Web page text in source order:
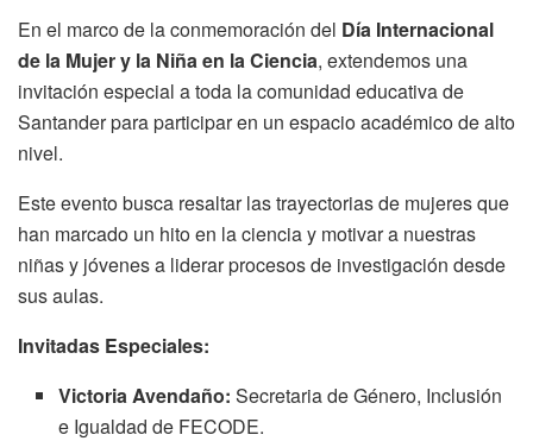
En el marco de la conmemoración del Día Internacional
de la Mujer y la Niña en la Ciencia, extendemos una
invitación especial a toda la comunidad educativa de
Santander para participar en un espacio académico de alto
nivel.
Este evento busca resaltar las trayectorias de mujeres que
han marcado un hito en la ciencia y motivar a nuestras
niñas y jóvenes a liderar procesos de investigación desde
sus aulas.
Invitadas Especiales:
Victoria Avendaño: Secretaria de Género, Inclusión
e Igualdad de FECODE.